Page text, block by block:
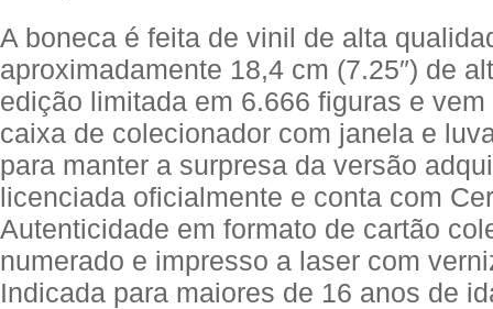
A boneca é feita de vinil de alta
aproximadamente 18,4 cm (7.25″) de
edição limitada em 6.666 figuras e vem
caixa de colecionador com janela e
para manter a surpresa da versão
licenciada oficialmente e conta com
Autenticidade em formato de cartão
numerado e impresso a laser com
Indicada para maiores de 16 anos de